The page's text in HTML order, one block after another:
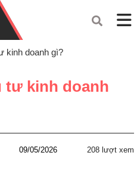
kinh doanh gì?
tư kinh doanh
208 lượt xem
09/05/2026